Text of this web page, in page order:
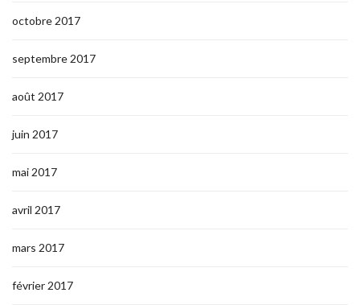
octobre 2017
septembre 2017
août 2017
juin 2017
mai 2017
avril 2017
mars 2017
février 2017